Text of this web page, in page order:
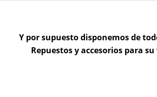
Y por supuesto disponemos de
Repuestos y accesorios para